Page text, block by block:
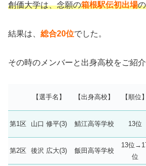
創価大学は、念願の箱根駅伝初出場
結果は、 総合20位でした。
その時のメンバーと出身高校をご紹介
【選手名】 【出身高校】 【順位】
第1区 山口 修平(3) 鯖江高等学校 13位
第2区 後沢 広大(3) 飯田高等学校
13位
位